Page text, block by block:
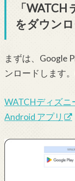
「
をダウン
まずは、Google
ンロードします
WATCHディズニ
Android アプリ